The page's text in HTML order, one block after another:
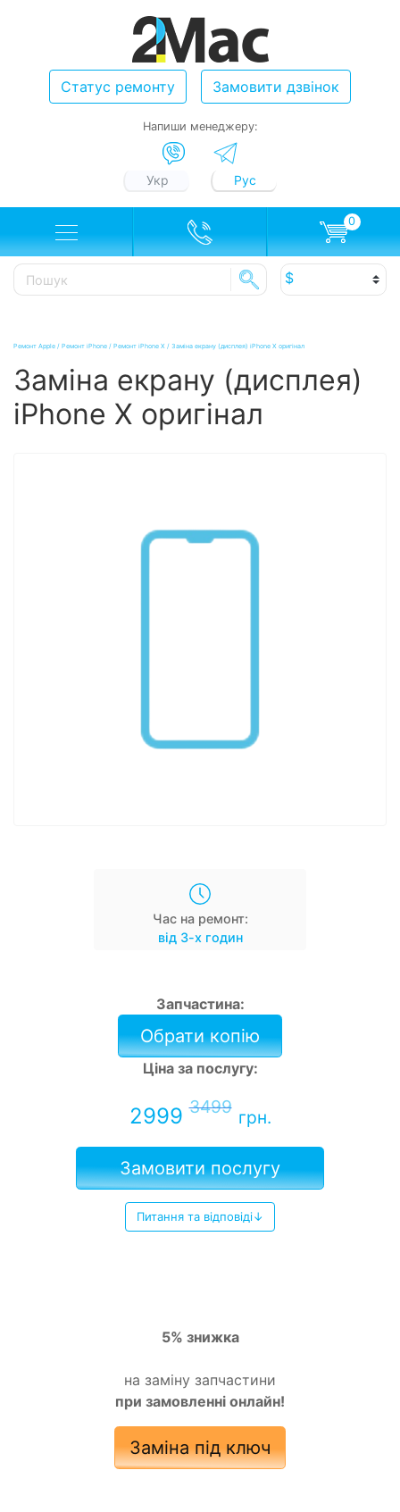
Статус ремонту Замовити дзвінок
Напиши менеджеру:
Укр Рус
0
Ремонт Apple / Ремонт iPhone / Ремонт iPhone X / Заміна екрану (дисплея) iPhone X оригінал
Заміна екрану (дисплея)
iPhone X оригінал
Час на ремонт:
від 3-х годин
Запчастина:
Обрати копію
Ціна за послугу:
29993499 грн.
Замовити послугу
Питання та відповіді↓
5% знижка
на заміну запчастини
при замовленні онлайн!
Заміна під ключ